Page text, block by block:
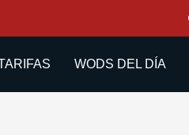
WODS DEL DÍA